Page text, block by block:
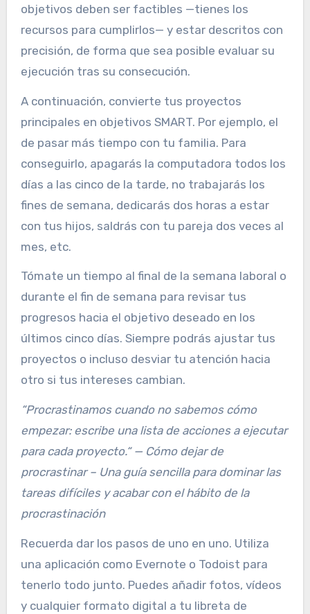
objetivos deben ser factibles —tienes los
recursos para cumplirlos— y estar descritos con
precisión, de forma que sea posible evaluar su
ejecución tras su consecución.
A continuación, convierte tus proyectos
principales en objetivos SMART. Por ejemplo, el
de pasar más tiempo con tu familia. Para
conseguirlo, apagarás la computadora todos los
días a las cinco de la tarde, no trabajarás los
fines de semana, dedicarás dos horas a estar
con tus hijos, saldrás con tu pareja dos veces al
mes, etc.
Tómate un tiempo al final de la semana laboral o
durante el fin de semana para revisar tus
progresos hacia el objetivo deseado en los
últimos cinco días. Siempre podrás ajustar tus
proyectos o incluso desviar tu atención hacia
otro si tus intereses cambian.
“Procrastinamos cuando no sabemos cómo
empezar: escribe una lista de acciones a ejecutar
para cada proyecto.“ — Cómo dejar de
procrastinar – Una guía sencilla para dominar las
tareas difíciles y acabar con el hábito de la
procrastinación
Recuerda dar los pasos de uno en uno. Utiliza
una aplicación como Evernote o Todoist para
tenerlo todo junto. Puedes añadir fotos, vídeos
y cualquier formato digital a tu libreta de